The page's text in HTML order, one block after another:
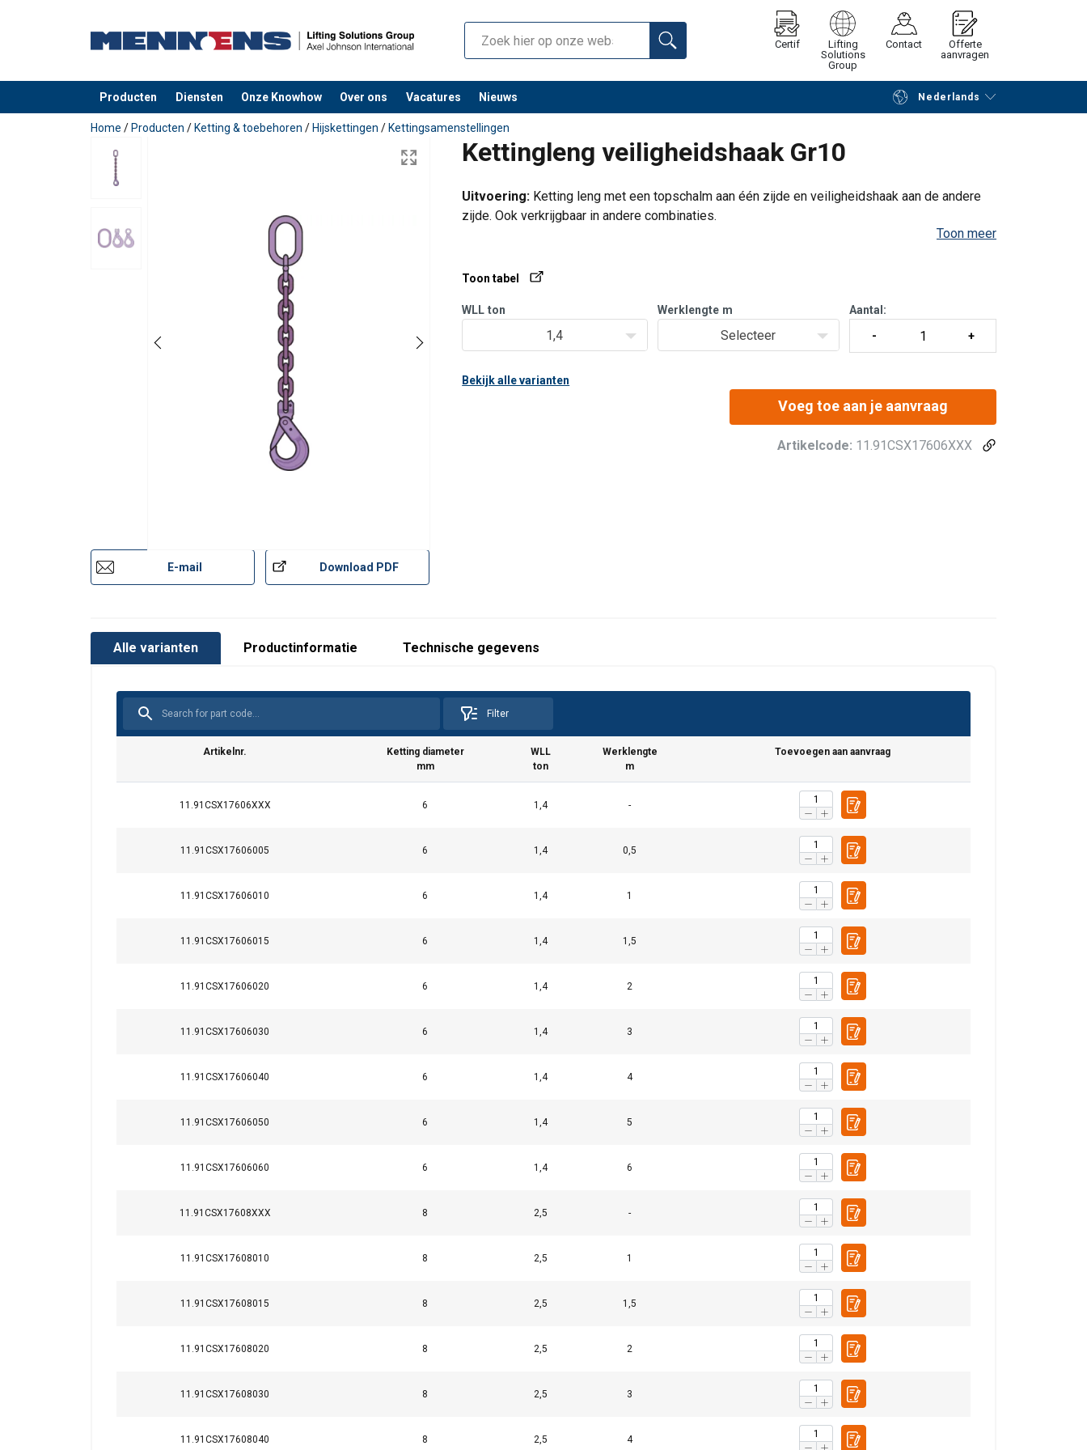
Certif
Lifting
Solutions
Group
Contact
Offerte
aanvragen
Producten Diensten Onze Knowhow Over ons Vacatures Nieuws Nederlands
toegevoegd aan uw offerte Verder winkelen Vraag offerte aan
Home / Producten / Ketting & toebehoren / Hijskettingen / Kettingsamenstellingen
Kettingleng veiligheidshaak Gr10
E-mail Download PDF
Uitvoering: Ketting leng met een topschalm aan één zijde en veiligheidshaak aan de andere
zijde. Ook verkrijgbaar in andere combinaties.
Toon meer
Toon tabel
WLL ton
1,4
Werklengte m
Selecteer
Aantal:
Bekijk alle varianten
Voeg toe aan je aanvraag
Artikelcode: 11.91CSX17606XXX
Alle varianten Productinformatie Technische gegevens
Filter
Artikelnr.
Ketting diameter
mm
WLL
ton
Werklengte
m
Toevoegen aan aanvraag
11.91CSX17606XXX 6 1,4 -
11.91CSX17606005 6 1,4 0,5
11.91CSX17606010 6 1,4 1
11.91CSX17606015 6 1,4 1,5
11.91CSX17606020 6 1,4 2
11.91CSX17606030 6 1,4 3
11.91CSX17606040 6 1,4 4
11.91CSX17606050 6 1,4 5
11.91CSX17606060 6 1,4 6
11.91CSX17608XXX 8 2,5 -
11.91CSX17608010 8 2,5 1
11.91CSX17608015 8 2,5 1,5
11.91CSX17608020 8 2,5 2
11.91CSX17608030 8 2,5 3
11.91CSX17608040 8 2,5 4